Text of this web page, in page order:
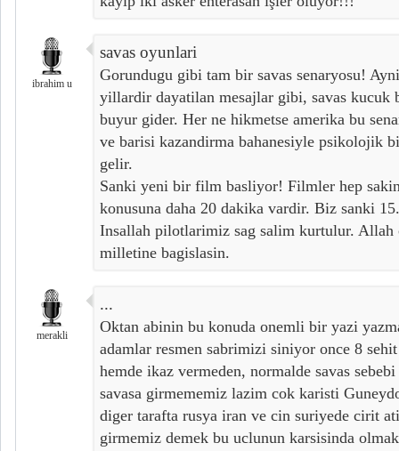
ibrahim u
savas oyunlari
Gorundugu gibi tam bir savas senaryosu!
yillardir dayatilan mesajlar gibi, savas kucuk
buyur gider. Her ne hikmetse amerika bu
ve barisi kazandirma bahanesiyle psikolojik
gelir.
Sanki yeni bir film basliyor! Filmler hep
konusuna daha 20 dakika vardir. Biz sanki
Insallah pilotlarimiz sag salim kurtulur.
milletine bagislasin.
merakli
...
Oktan abinin bu konuda onemli bir yazi
adamlar resmen sabrimizi siniyor once 8
hemde ikaz vermeden, normalde savas
savasa girmememiz lazim cok karisti
diger tarafta rusya iran ve cin suriyede cirit
girmemiz demek bu uclunun karsisinda